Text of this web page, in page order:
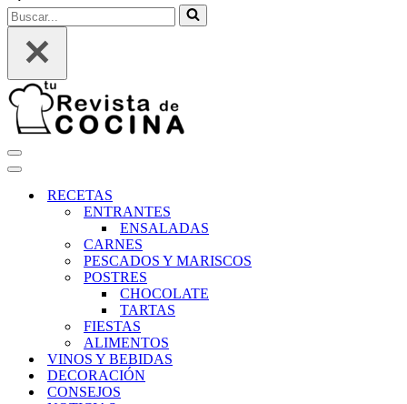
Buscar...
Menú
de
Menú
navegaciónRECETAS
ENTRANTES
ENSALADAS
CARNES
PESCADOS Y MARISCOS
POSTRES
CHOCOLATE
TARTAS
FIESTAS
ALIMENTOS
VINOS Y BEBIDAS
DECORACIÓN
CONSEJOS